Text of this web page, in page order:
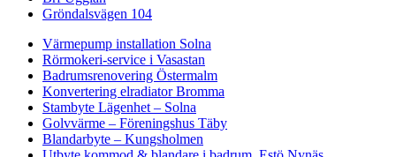
Gröndalsvägen 104
Värmepump installation Solna
Rörmokeri-service i Vasastan
Badrumsrenovering Östermalm
Konvertering elradiator Bromma
Stambyte Lägenhet – Solna
Golvvärme – Föreningshus Täby
Blandarbyte – Kungsholmen